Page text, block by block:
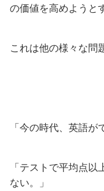
の価値を高めようと
これは他の様々な問
「今の時代、英語が
「テストで平均点
ない。」